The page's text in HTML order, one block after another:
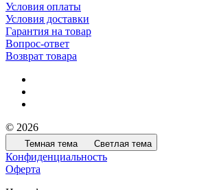
Условия оплаты
Условия доставки
Гарантия на товар
Вопрос-ответ
Возврат товара
© 2026
Темная тема Светлая тема
Конфиденциальность
Оферта